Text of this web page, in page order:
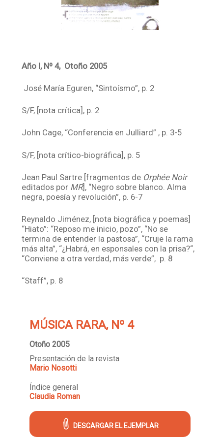
Año I, Nº 4, Otoño 2005
José María Eguren, “Sintoísmo”, p. 2
S/F, [nota crítica], p. 2
John Cage, “Conferencia en Julliard” , p. 3-5
S/F, [nota crítico-biográfica], p. 5
Jean Paul Sartre [fragmentos de Orphée Noir
editados por MR], “Negro sobre blanco. Alma
negra, poesía y revolución”, p. 6-7
Reynaldo Jiménez, [nota biográfica y poemas]
“Hiato”: “Reposo me inicio, pozo”, “No se
termina de entender la pastosa”, “Cruje la rama
más alta”, “¿Habrá, en esponsales con la prisa?“,
“Conviene a otra verdad, más verde”, p. 8
“Staff”, p. 8
MÚSICA RARA, Nº 4
Otoño 2005
Presentación de la revista
Mario Nosotti
Índice general
Claudia Roman
DESCARGAR EL EJEMPLAR